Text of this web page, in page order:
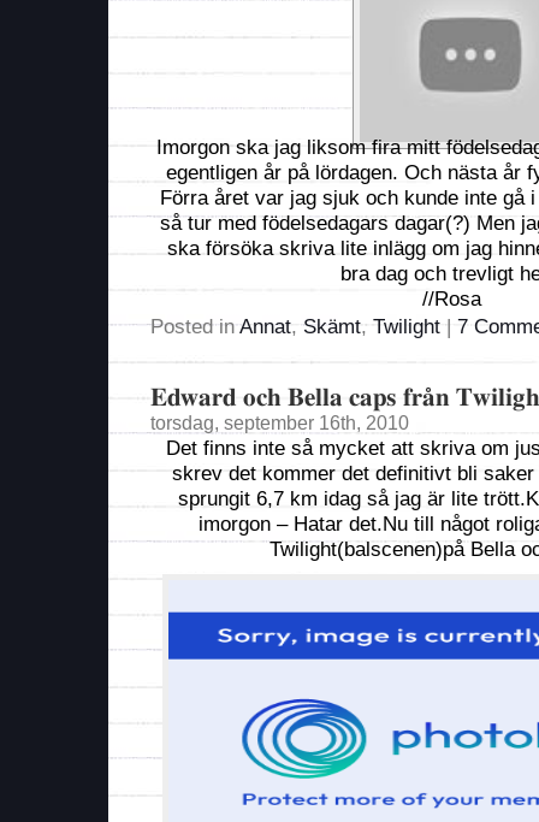
Imorgon ska jag liksom fira mitt
egentligen år på lördagen. Och nästa år
Förra året var jag sjuk och kunde inte gå
så tur med födelsedagars dagar(?) Men
ska försöka skriva lite inlägg om jag
bra dag och trevligt
//Rosa
Posted inAnnat,Skämt, Twilight | 7
Edward och Bella caps från
torsdag, september 16th, 2010
Det finns inte så mycket att skriva om
skrev det kommer det definitivt bli
sprungit 6,7 km idag så jag är lite
imorgon – Hatar det.Nu till något
Twilight(balscenen)på Bella